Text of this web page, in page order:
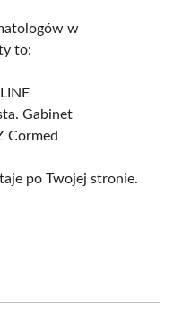
w
to:
Gabinet
Cormed
po Twojej stronie.